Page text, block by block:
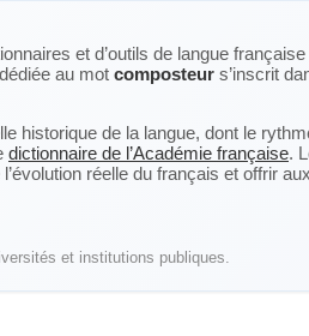
et d’outils de langue
au mot composteur s’inscrit
historique de la langue, dont le
dictionnaire de l’Académie française.
réelle du français et offrir
et institutions publiques.